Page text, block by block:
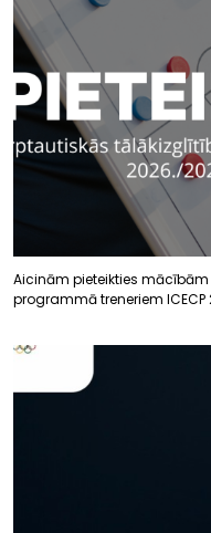
Aicinām pieteikties
programmā treneriem